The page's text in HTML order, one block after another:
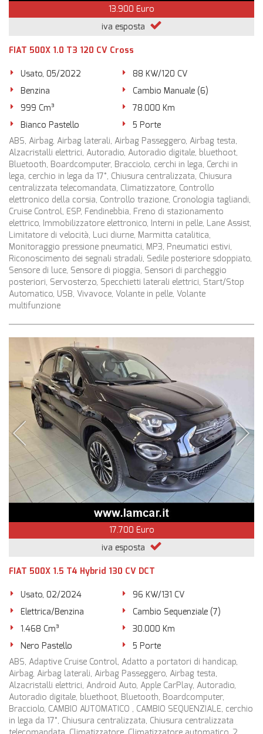
13.900 Euro
iva esposta
FIAT 500X 1.0 T3 120 CV Cross
Usato, 05/2022
88 KW/120 CV
Benzina
Cambio Manuale (6)
999 Cm³
78.000 Km
Bianco Pastello
5 Porte
ABS, Airbag, Airbag laterali, Airbag Passeggero, Airbag testa,
Alzacristalli elettrici, Autoradio, Autoradio digitale, bluethoot,
Bluetooth, Boardcomputer, Bracciolo, cerchi in lega, Cerchi in
lega, cerchio in lega da 17°, Chiusura centralizzata, Chiusura
centralizzata telecomandata, Climatizzatore, Controllo
elettronico della corsia, Controllo trazione, Cronologia tagliandi,
Cruise Control, ESP, Fendinebbia, Freno di stazionamento
elettrico, Immobilizzatore elettronico, Interni in pelle, Lane Assist,
Limitatore di velocità, Luci diurne, Marmitta catalitica,
Monitoraggio pressione pneumatici, MP3, Pneumatici estivi,
Riconoscimento dei segnali stradali, Sedile posteriore sdoppiato,
Sensore di luce, Sensore di pioggia, Sensori di parcheggio
posteriori, Servosterzo, Specchietti laterali elettrici, Start/Stop
Automatico, USB, Vivavoce, Volante in pelle, Volante
multifunzione
17.700 Euro
iva esposta
FIAT 500X 1.5 T4 Hybrid 130 CV DCT
Usato, 02/2024
96 KW/131 CV
Elettrica/Benzina
Cambio Sequenziale (7)
1.468 Cm³
30.000 Km
Nero Pastello
5 Porte
ABS, Adaptive Cruise Control, Adatto a portatori di handicap,
Airbag, Airbag laterali, Airbag Passeggero, Airbag testa,
Alzacristalli elettrici, Android Auto, Apple CarPlay, Autoradio,
Autoradio digitale, bluethoot, Bluetooth, Boardcomputer,
Bracciolo, CAMBIO AUTOMATICO , CAMBIO SEQUENZIALE, cerchio
in lega da 17°, Chiusura centralizzata, Chiusura centralizzata